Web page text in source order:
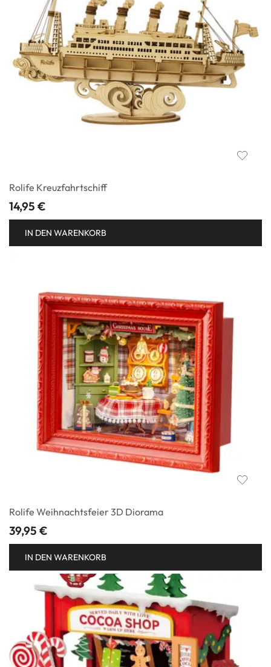
Rolife Kreuzfahrtschiff
14,95 €
IN DEN WARENKORB
Rolife Weihnachtsfeier 3D Diorama
39,95 €
IN DEN WARENKORB